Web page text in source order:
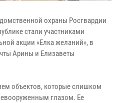
охраны Росгвардии
стали участниками
акции «Елка желаний», в
Арины и Елизаветы
объектов, которые слишком
глазом. Ее